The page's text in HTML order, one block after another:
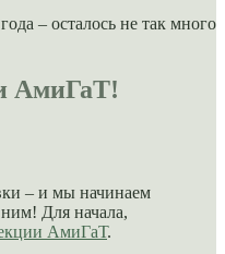
– осталось не так много
АмиГаТ!
– и мы начинаем
Для начала,
АмиГаТ.